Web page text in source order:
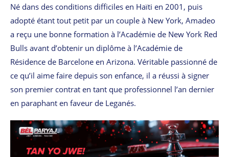
Né dans des conditions difficiles en Haïti en 2001, puis
adopté étant tout petit par un couple à New York, Amadeo
a reçu une bonne formation à l’Académie de New York Red
Bulls avant d’obtenir un diplôme à l’Académie de
Résidence de Barcelone en Arizona. Véritable passionné de
ce qu’il aime faire depuis son enfance, il a réussi à signer
son premier contrat en tant que professionnel l’an dernier
en paraphant en faveur de Leganés.